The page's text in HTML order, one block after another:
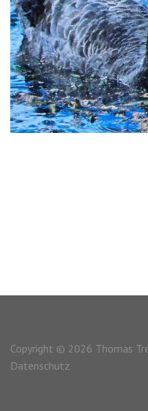
Copyright © 2026 Thomas
Datenschutz